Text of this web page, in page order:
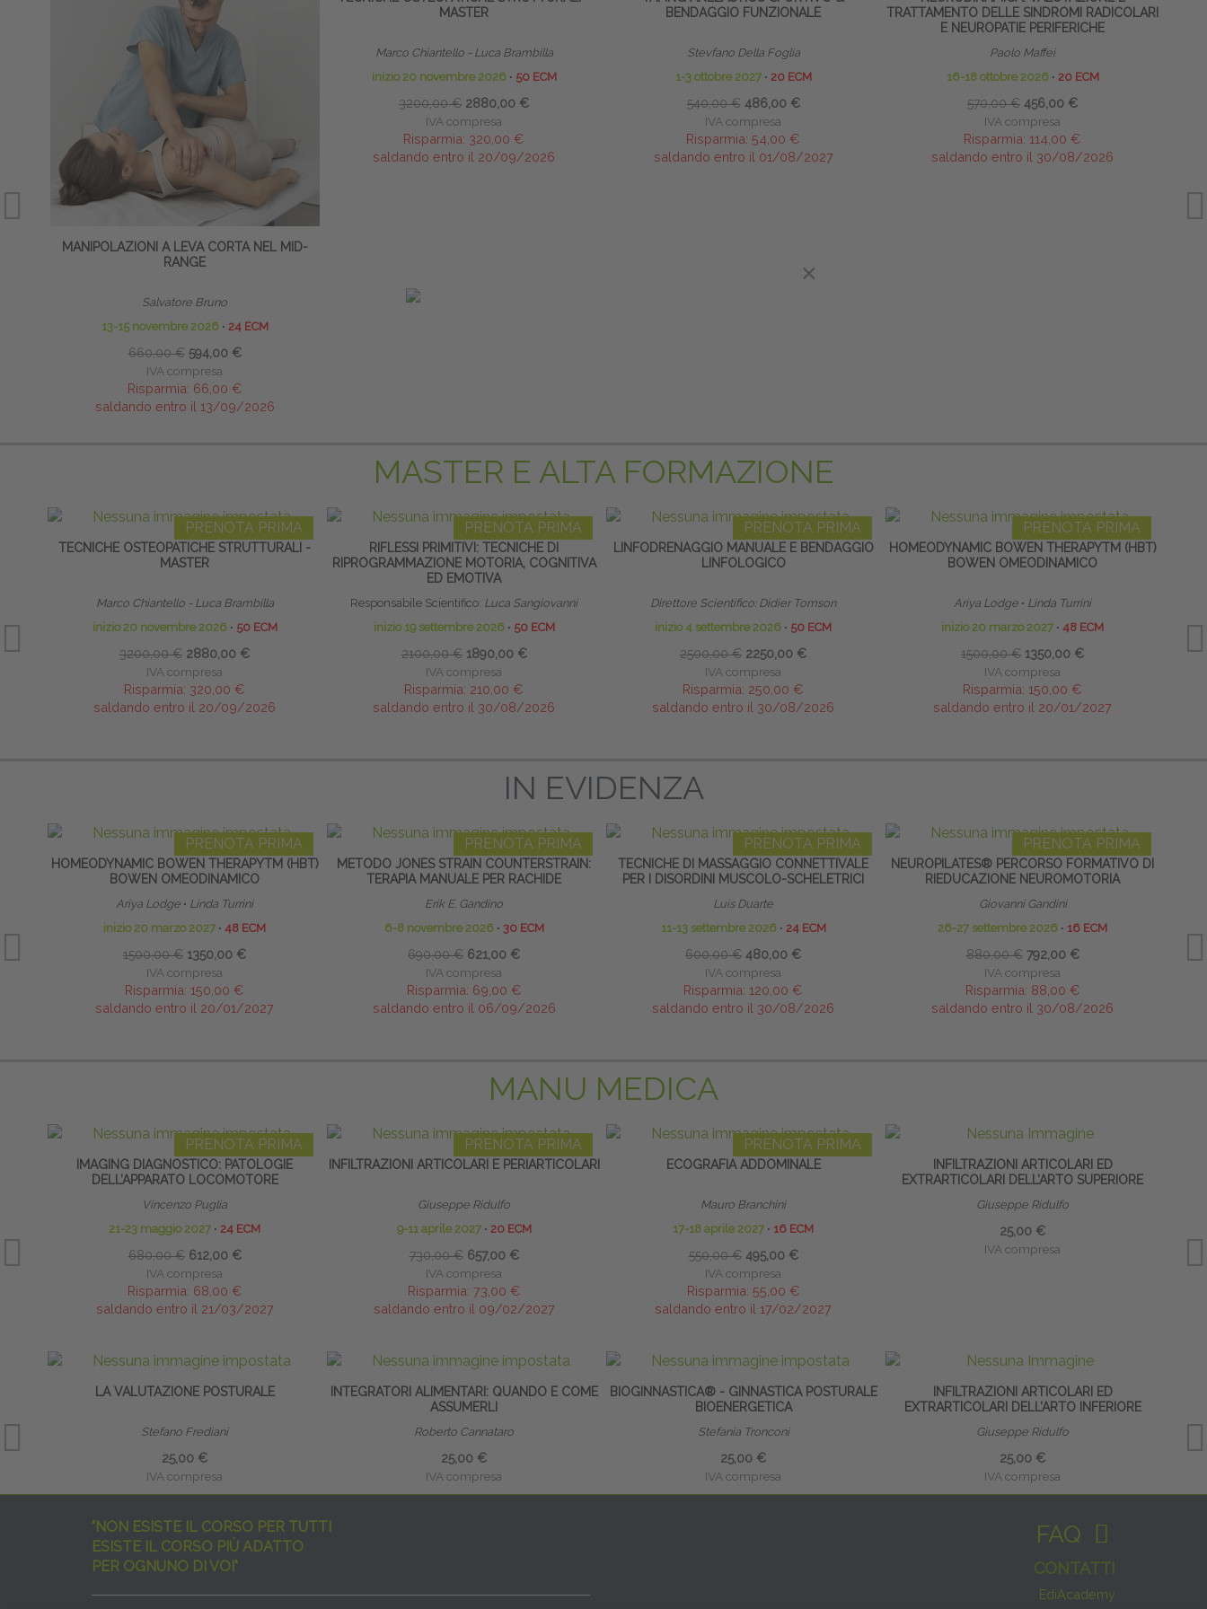
MANIPOLAZIONI A LEVA CORTA NEL MID-
RANGE
Salvatore Bruno
13-15 novembre 2026 ∙ 24 ECM
660,00 € 594,00 €
IVA compresa
Risparmia: 66,00 €
saldando entro il 13/09/2026
MASTER
Marco Chiantello - Luca Brambilla
inizio 20 novembre 2026 ∙ 50 ECM
3200,00 € 2880,00 €
IVA compresa
Risparmia: 320,00 €
saldando entro il 20/09/2026
BENDAGGIO FUNZIONALE
Stevfano Della Foglia
1-3 ottobre 2027 ∙ 20 ECM
540,00 € 486,00 €
IVA compresa
Risparmia: 54,00 €
saldando entro il 01/08/2027
TRATTAMENTO DELLE SINDROMI RADICOLARI
E NEUROPATIE PERIFERICHE
Paolo Maffei
16-18 ottobre 2026 ∙ 20 ECM
570,00 € 456,00 €
IVA compresa
Risparmia: 114,00 €
saldando entro il 30/08/2026
MASTER E ALTA FORMAZIONE
PRENOTA PRIMA
TECNICHE OSTEOPATICHE STRUTTURALI -
MASTER
Marco Chiantello - Luca Brambilla
inizio 20 novembre 2026 ∙ 50 ECM
3200,00 € 2880,00 €
IVA compresa
Risparmia: 320,00 €
saldando entro il 20/09/2026
PRENOTA PRIMA
RIFLESSI PRIMITIVI: TECNICHE DI
RIPROGRAMMAZIONE MOTORIA, COGNITIVA
ED EMOTIVA
Responsabile Scientifico: Luca Sangiovanni
inizio 19 settembre 2026 ∙ 50 ECM
2100,00 € 1890,00 €
IVA compresa
Risparmia: 210,00 €
saldando entro il 30/08/2026
PRENOTA PRIMA
LINFODRENAGGIO MANUALE E BENDAGGIO
LINFOLOGICO
Direttore Scientifico: Didier Tomson
inizio 4 settembre 2026 ∙ 50 ECM
2500,00 € 2250,00 €
IVA compresa
Risparmia: 250,00 €
saldando entro il 30/08/2026
PRENOTA PRIMA
HOMEODYNAMIC BOWEN THERAPYTM (HBT)
BOWEN OMEODINAMICO
Ariya Lodge ∙ Linda Turrini
inizio 20 marzo 2027 ∙ 48 ECM
1500,00 € 1350,00 €
IVA compresa
Risparmia: 150,00 €
saldando entro il 20/01/2027
IN EVIDENZA
PRENOTA PRIMA
HOMEODYNAMIC BOWEN THERAPYTM (HBT)
BOWEN OMEODINAMICO
Ariya Lodge ∙ Linda Turrini
inizio 20 marzo 2027 ∙ 48 ECM
1500,00 € 1350,00 €
IVA compresa
Risparmia: 150,00 €
saldando entro il 20/01/2027
PRENOTA PRIMA
METODO JONES STRAIN COUNTERSTRAIN:
TERAPIA MANUALE PER RACHIDE
Erik E. Gandino
6-8 novembre 2026 ∙ 30 ECM
690,00 € 621,00 €
IVA compresa
Risparmia: 69,00 €
saldando entro il 06/09/2026
PRENOTA PRIMA
TECNICHE DI MASSAGGIO CONNETTIVALE
PER I DISORDINI MUSCOLO-SCHELETRICI
Luis Duarte
11-13 settembre 2026 ∙ 24 ECM
600,00 € 480,00 €
IVA compresa
Risparmia: 120,00 €
saldando entro il 30/08/2026
PRENOTA PRIMA
NEUROPILATES® PERCORSO FORMATIVO DI
RIEDUCAZIONE NEUROMOTORIA
Giovanni Gandini
26-27 settembre 2026 ∙ 16 ECM
880,00 € 792,00 €
IVA compresa
Risparmia: 88,00 €
saldando entro il 30/08/2026
MANU MEDICA
PRENOTA PRIMA
IMAGING DIAGNOSTICO: PATOLOGIE
DELL’APPARATO LOCOMOTORE
Vincenzo Puglia
21-23 maggio 2027 ∙ 24 ECM
680,00 € 612,00 €
IVA compresa
Risparmia: 68,00 €
saldando entro il 21/03/2027
PRENOTA PRIMA
INFILTRAZIONI ARTICOLARI E PERIARTICOLARI
Giuseppe Ridulfo
9-11 aprile 2027 ∙ 20 ECM
730,00 € 657,00 €
IVA compresa
Risparmia: 73,00 €
saldando entro il 09/02/2027
PRENOTA PRIMA
ECOGRAFIA ADDOMINALE
Mauro Branchini
17-18 aprile 2027 ∙ 16 ECM
550,00 € 495,00 €
IVA compresa
Risparmia: 55,00 €
saldando entro il 17/02/2027
INFILTRAZIONI ARTICOLARI ED
EXTRARTICOLARI DELL’ARTO SUPERIORE
Giuseppe Ridulfo
25,00 €
IVA compresa
LA VALUTAZIONE POSTURALE
Stefano Frediani
25,00 €
IVA compresa
INTEGRATORI ALIMENTARI: QUANDO E COME
ASSUMERLI
Roberto Cannataro
25,00 €
IVA compresa
BIOGINNASTICA® - GINNASTICA POSTURALE
BIOENERGETICA
Stefania Tronconi
25,00 €
IVA compresa
INFILTRAZIONI ARTICOLARI ED
EXTRARTICOLARI DELL’ARTO INFERIORE
Giuseppe Ridulfo
25,00 €
IVA compresa
"NON ESISTE IL CORSO PER TUTTI
ESISTE IL CORSO PIÙ ADATTO
PER OGNUNO DI VOI"
FAQ
CONTATTI
EdiAcademy
×
×